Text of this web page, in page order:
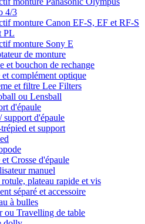
4/3
monture Canon EF-S, EF et RF-S
PL
monture Sony E
de monture
et bouchon de rechange
complément optique
et filtre Lee Filters
ou Lensball
d'épaule
support d'épaule
et support
et Crosse d'épaule
manuel
plateau rapide et vis
séparé et accessoire
à bulles
ou Travelling de table